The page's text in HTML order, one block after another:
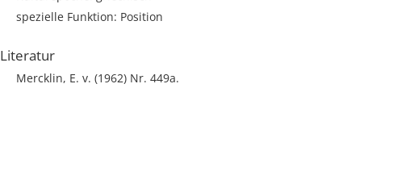
spezielle Funktion: Position
Literatur
Mercklin, E. v. (1962) Nr. 449a.